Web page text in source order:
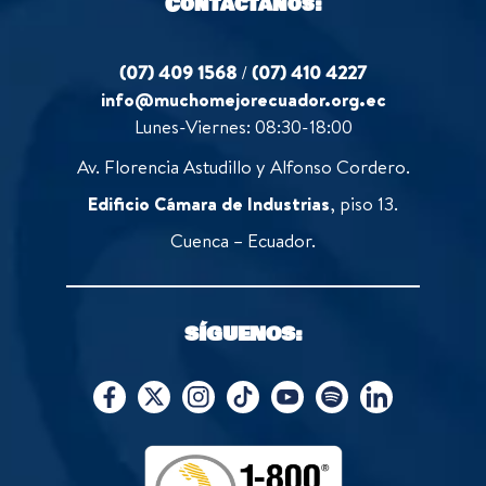
(07) 409 1568 /(07) 410 4227
info@muchomejorecuador.org.ec
Lunes-Viernes: 08:30-18:00
Av. Florencia Astudillo y Alfonso Cordero.
Edificio Cámara de Industrias, piso 13.
Cuenca – Ecuador.
SÍGUENOS: